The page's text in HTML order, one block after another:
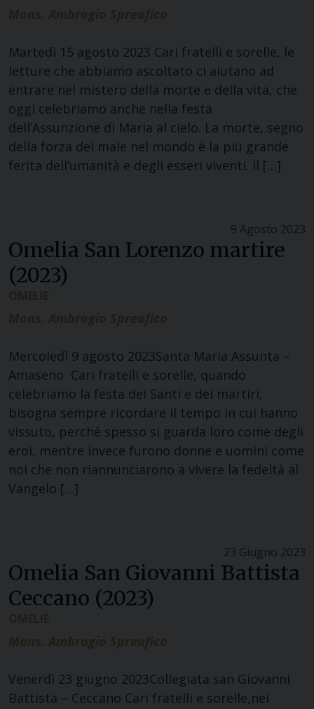
Mons. Ambrogio Spreafico
Martedì 15 agosto 2023 Cari fratelli e sorelle, le
letture che abbiamo ascoltato ci aiutano ad
entrare nel mistero della morte e della vita, che
oggi celebriamo anche nella festa
dell’Assunzione di Maria al cielo. La morte, segno
della forza del male nel mondo è la più grande
ferita dell’umanità e degli esseri viventi. Il […]
9 Agosto 2023
Omelia San Lorenzo martire
(2023)
OMELIE
Mons. Ambrogio Spreafico
Mercoledì 9 agosto 2023Santa Maria Assunta –
Amaseno Cari fratelli e sorelle, quando
celebriamo la festa dei Santi e dei martiri,
bisogna sempre ricordare il tempo in cui hanno
vissuto, perché spesso si guarda loro come degli
eroi, mentre invece furono donne e uomini come
noi che non riannunciarono a vivere la fedeltà al
Vangelo […]
23 Giugno 2023
Omelia San Giovanni Battista
Ceccano (2023)
OMELIE
Mons. Ambrogio Spreafico
Venerdì 23 giugno 2023Collegiata san Giovanni
Battista – Ceccano Cari fratelli e sorelle,nei